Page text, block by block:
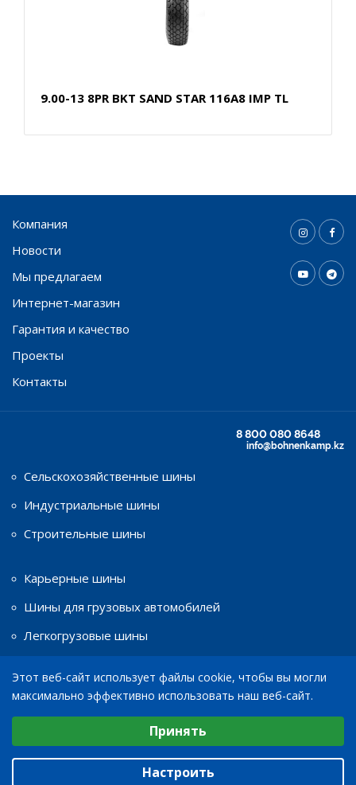
9.00-13 8PR BKT SAND STAR 116A8 IMP TL
Компания
Новости
Мы предлагаем
Интернет-магазин
Гарантия и качество
Проекты
Контакты
8 800 080 8648
info@bohnenkamp.kz
Сельскохозяйственные шины
Индустриальные шины
Строительные шины
Карьерные шины
Шины для грузовых автомобилей
Легкогрузовые шины
Шины для мототехники
© 2026ТОО «Bohnenkamp»
Этот веб-сайт использует файлы cookie, чтобы вы могли
максимально эффективно использовать наш веб-сайт.
Выберите настройки cookie
Аналитические/Функциональные
Принять
Настроить